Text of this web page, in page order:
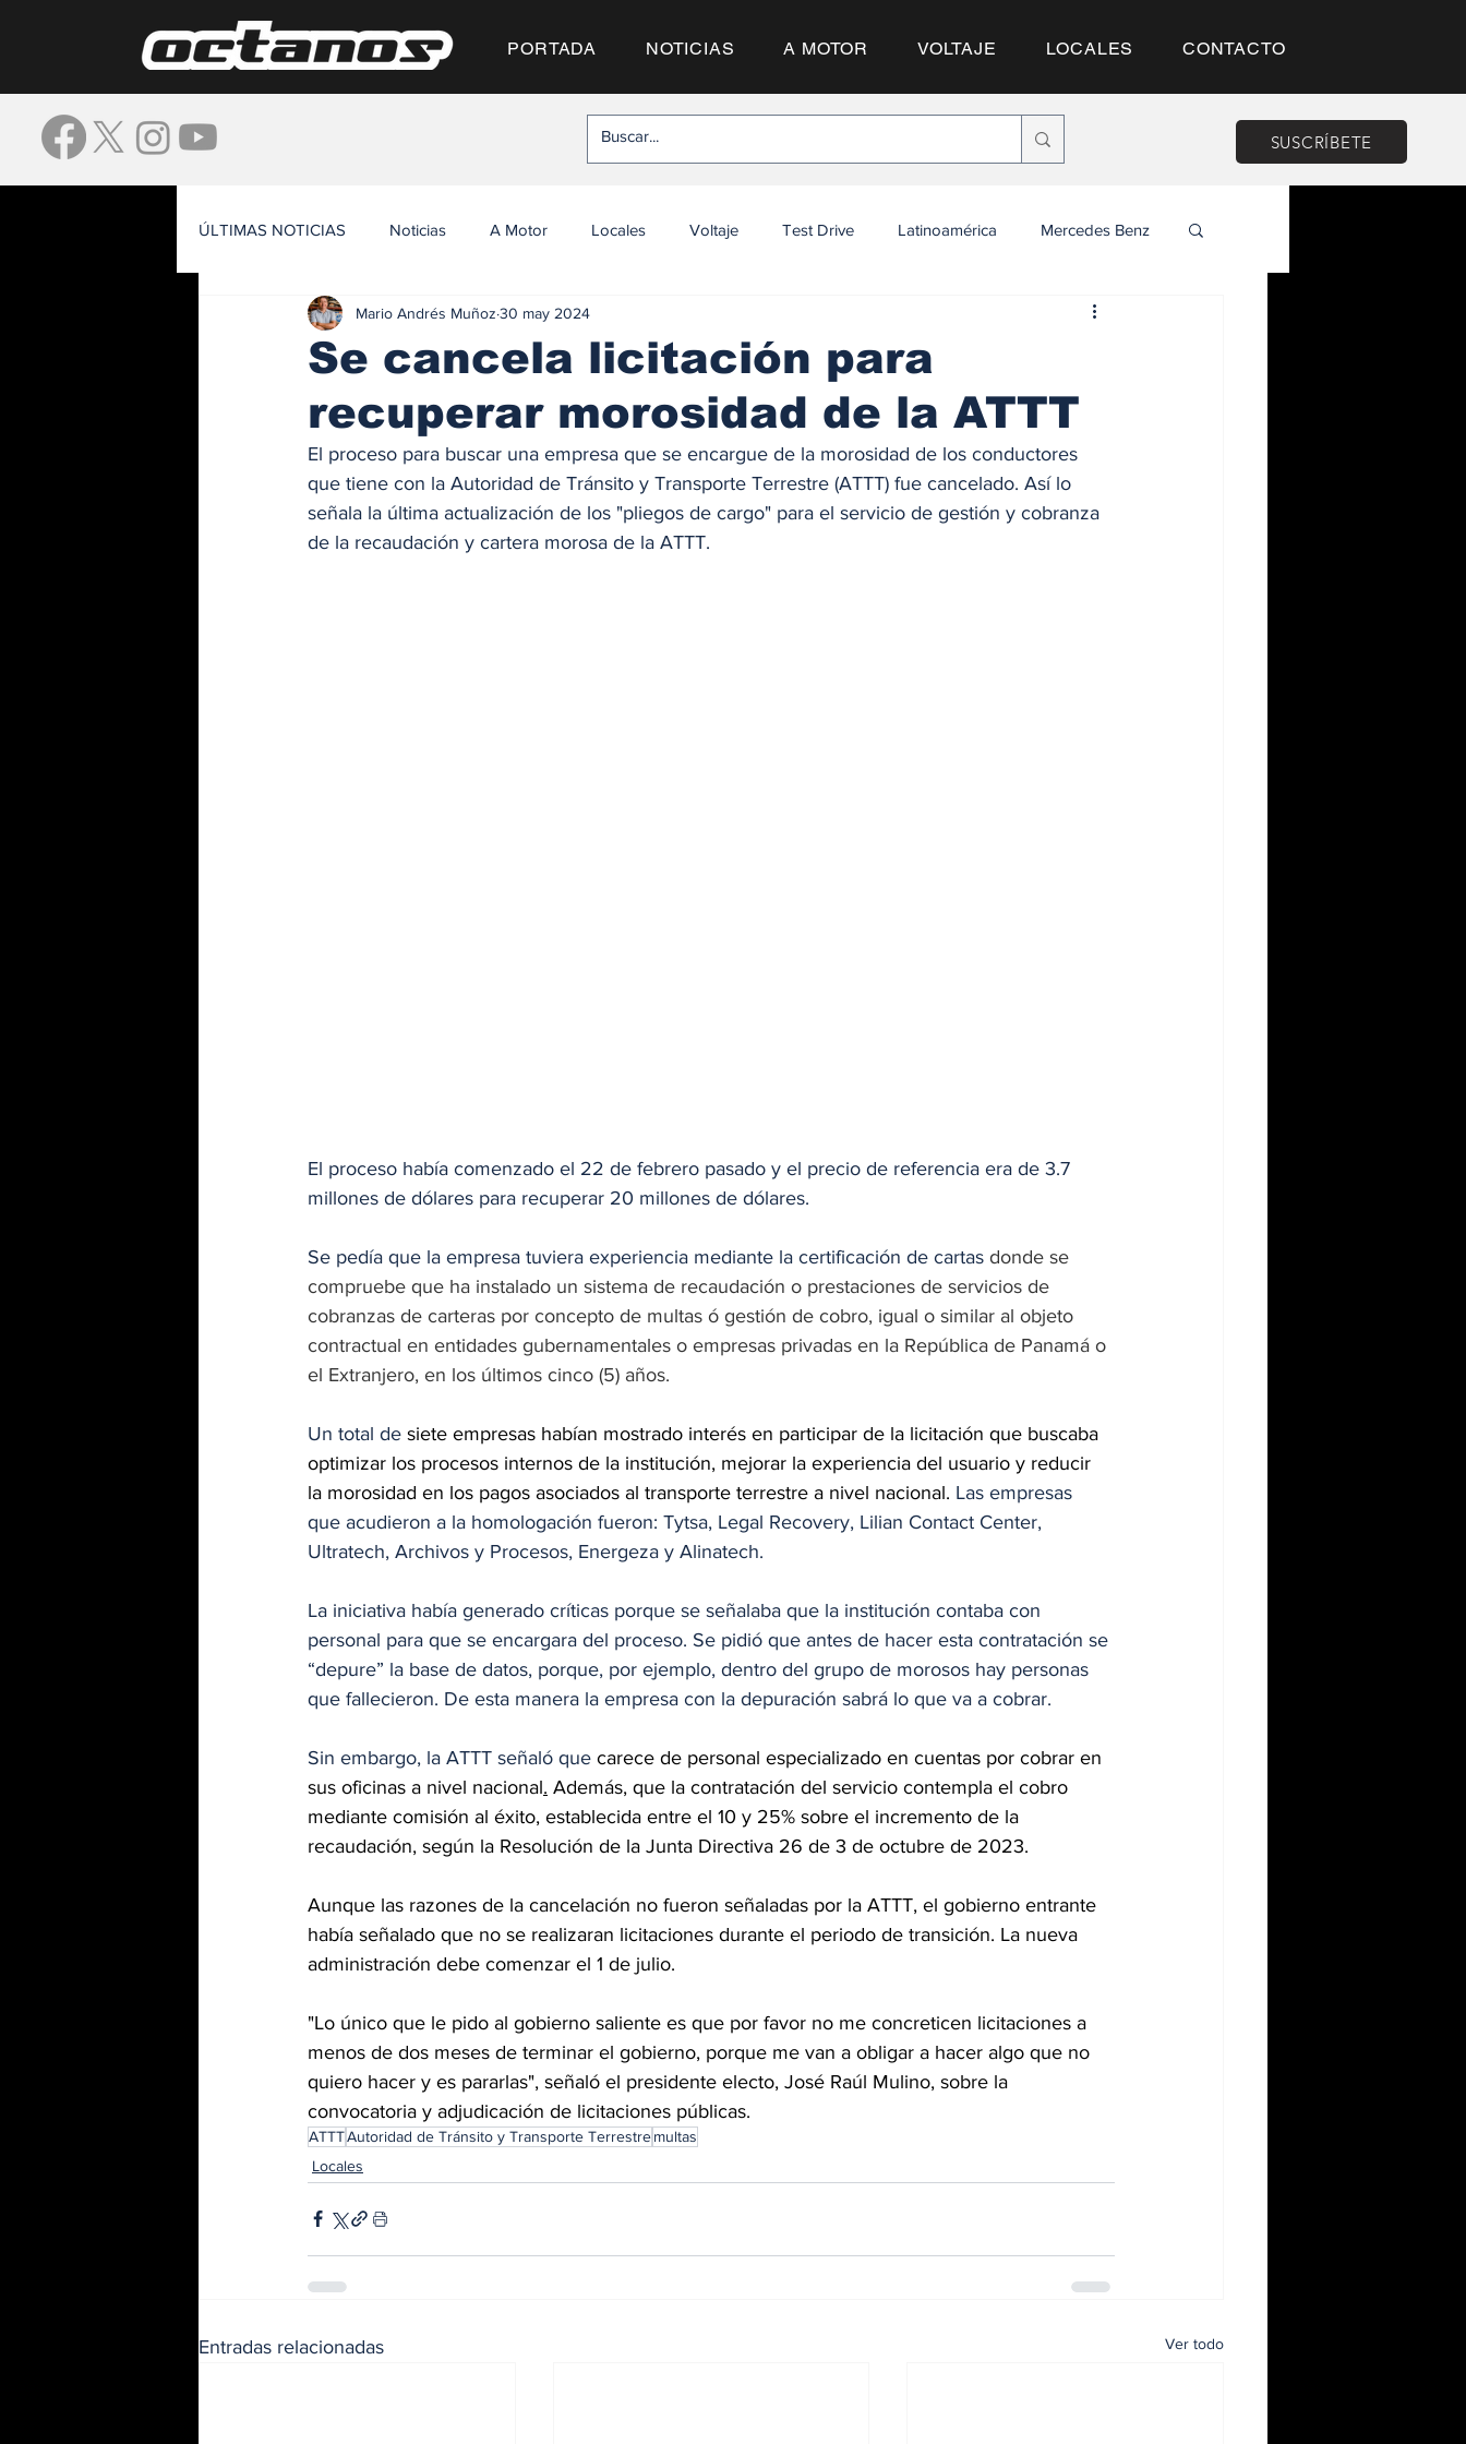
PORTADA NOTICIAS A MOTOR VOLTAJE LOCALES CONTACTO
SUSCRÍBETE
ÚLTIMAS NOTICIAS Noticias A Motor Locales Voltaje Test Drive Latinoamérica Mercedes Benz
Se cancela licitación para
recuperar morosidad de la ATTT
Mario Andrés Muñoz 30 may 2024
El proceso para buscar una empresa que se encargue de la morosidad de los conductores
que tiene con la Autoridad de Tránsito y Transporte Terrestre (ATTT) fue cancelado. Así lo
señala la última actualización de los "pliegos de cargo" para el servicio de gestión y cobranza
de la recaudación y cartera morosa de la ATTT.
El proceso había comenzado el 22 de febrero pasado y el precio de referencia era de 3.7
millones de dólares para recuperar 20 millones de dólares.
Se pedía que la empresa tuviera experiencia mediante la certificación de cartas donde se
compruebe que ha instalado un sistema de recaudación o prestaciones de servicios de
cobranzas de carteras por concepto de multas ó gestión de cobro, igual o similar al objeto
contractual en entidades gubernamentales o empresas privadas en la República de Panamá o
el Extranjero, en los últimos cinco (5) años.
Un total de siete empresas habían mostrado interés en participar de la licitación que buscaba
optimizar los procesos internos de la institución, mejorar la experiencia del usuario y reducir
la morosidad en los pagos asociados al transporte terrestre a nivel nacional. Las empresas
que acudieron a la homologación fueron: Tytsa, Legal Recovery, Lilian Contact Center,
Ultratech, Archivos y Procesos, Energeza y Alinatech.
La iniciativa había generado críticas porque se señalaba que la institución contaba con
personal para que se encargara del proceso. Se pidió que antes de hacer esta contratación se
“depure” la base de datos, porque, por ejemplo, dentro del grupo de morosos hay personas
que fallecieron. De esta manera la empresa con la depuración sabrá lo que va a cobrar.
Sin embargo, la ATTT señaló que carece de personal especializado en cuentas por cobrar en
sus oficinas a nivel nacional. Además, que la contratación del servicio contempla el cobro
mediante comisión al éxito, establecida entre el 10 y 25% sobre el incremento de la
recaudación, según la Resolución de la Junta Directiva 26 de 3 de octubre de 2023.
Aunque las razones de la cancelación no fueron señaladas por la ATTT, el gobierno entrante
había señalado que no se realizaran licitaciones durante el periodo de transición. La nueva
administración debe comenzar el 1 de julio.
"Lo único que le pido al gobierno saliente es que por favor no me concreticen licitaciones a
menos de dos meses de terminar el gobierno, porque me van a obligar a hacer algo que no
quiero hacer y es pararlas", señaló el presidente electo, José Raúl Mulino, sobre la
convocatoria y adjudicación de licitaciones públicas.
ATTTAutoridad de Tránsito y Transporte Terrestremultas
Locales
Entradas relacionadas Ver todo